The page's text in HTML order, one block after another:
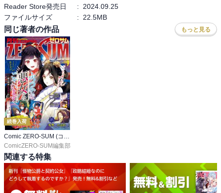
Reader Store発売日
:
2024.09.25
ファイルサイズ
: 22.5MB
同じ著者の作品 もっと見る
続巻入荷
Comic ZERO-SUM (コミック ゼロサム)
ComicZERO-SUM編集部
関連する特集